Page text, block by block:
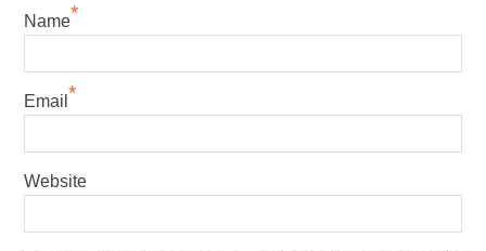
Name*
Email *
Website